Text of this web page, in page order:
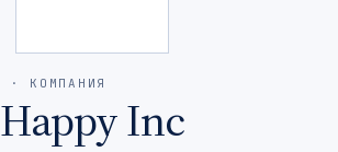
· КОМПАНИЯ
Happy Inc